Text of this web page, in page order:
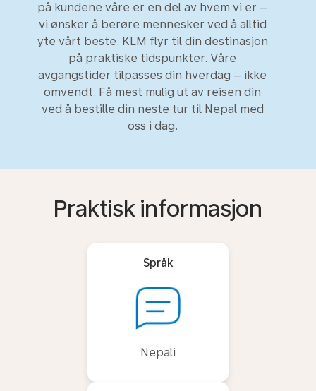
på kundene våre er en del av hvem vi er –
vi ønsker å berøre mennesker ved å alltid
yte vårt beste. KLM flyr til din destinasjon
på praktiske tidspunkter. Våre
avgangstider tilpasses din hverdag – ikke
omvendt. Få mest mulig ut av reisen din
ved å bestille din neste tur til Nepal med
oss i dag.
Praktisk informasjon
Språk
Nepali